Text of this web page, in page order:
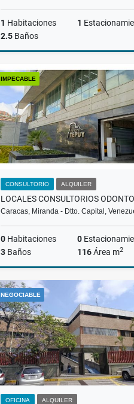
1 Habitaciones 1
2.5 Baños
US$362,420
IMPECABLE
CONSULTORIO ALQUILER
Caracas, Miranda - Dtto. Capital,
0 Habitaciones 0
3 Baños 116Área m2
NEGOCIABLE
OFICINA ALQUILER